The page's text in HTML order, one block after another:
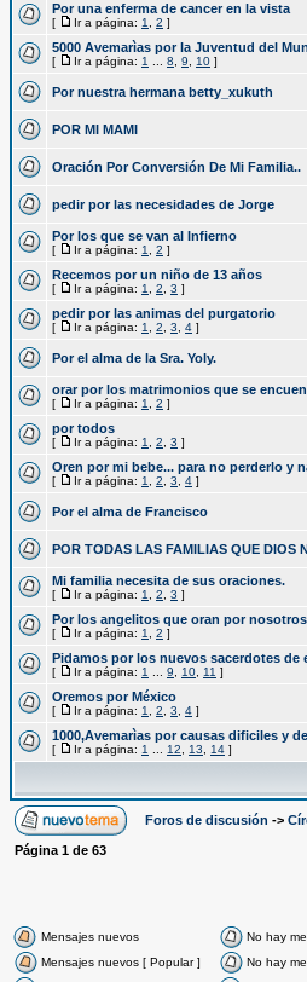
Por una enferma de cancer en la vista
[ Ir a página: 1 2 ]
5000 Avemarìas por la Juventud del
[ Ir a página: 1 8 9 10 ]
Por nuestra hermana betty_xukuth
POR MI MAMI
Oración Por Conversión De Mi Familia..
pedir por las necesidades de Jorge
Por los que se van al Infierno
[ Ir a página: 1 2 ]
Recemos por un niño de 13 años
[ Ir a página: 1 2 3 ]
pedir por las animas del purgatorio
[ Ir a página: 1 2 3 4 ]
Por el alma de la Sra. Yoly.
orar por los matrimonios que se
[ Ir a página: 1 2 ]
por todos
[ Ir a página: 1 2 3 ]
Oren por mi bebe... para no perderlo y
[ Ir a página: 1 2 3 4 ]
Por el alma de Francisco
POR TODAS LAS FAMILIAS QUE DIOS
Mi familia necesita de sus oraciones.
[ Ir a página: 1 2 3 ]
Por los angelitos que oran por
[ Ir a página: 1 2 ]
Pidamos por los nuevos sacerdotes de
[ Ir a página: 1 9 10 11 ]
Oremos por México
[ Ir a página: 1 2 3 4 ]
1000,Avemarìas por causas dificiles y
[ Ir a página: 1 12 13 14 ]
Foros de discusión ->
Página 1 de 63
Mensajes nuevos No hay
Mensajes nuevos [ Popular ]
No hay